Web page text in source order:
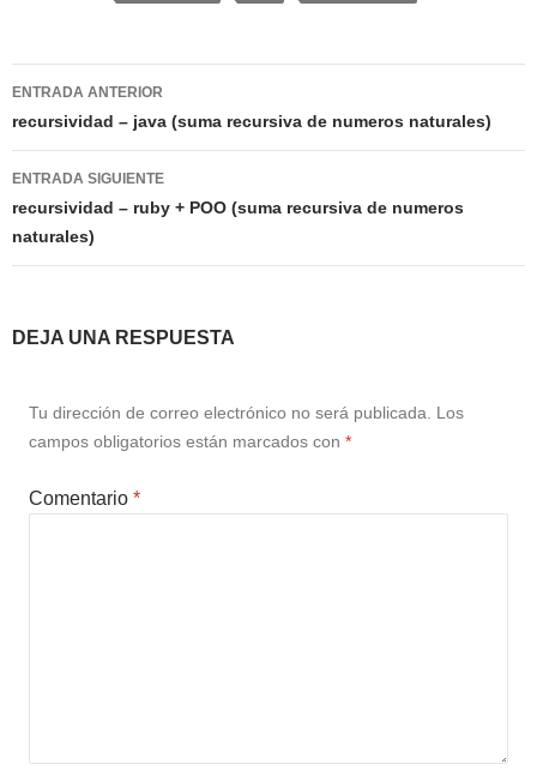
Navegación
de
entradas
ENTRADA ANTERIOR
recursividad – java (suma recursiva de numeros naturales)
ENTRADA SIGUIENTE
recursividad – ruby + POO (suma recursiva de numeros
naturales)
DEJA UNA RESPUESTA
Tu dirección de correo electrónico no será publicada.
Los
campos obligatorios están marcados con *
Comentario *